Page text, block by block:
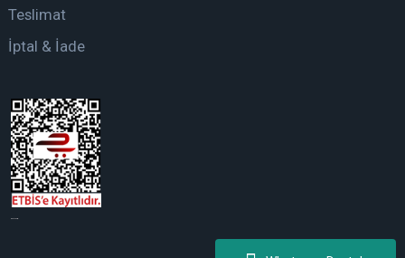
Teslimat
İptal & İade